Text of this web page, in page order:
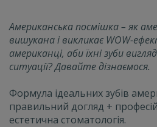
Американська посмішка–як
вишукана і викликає WOW-
американці, аби їхні зуби
ситуації? Давайте дізнаємося.
Формула ідеальних зубів
правильний догляд +
естетична стоматологія.